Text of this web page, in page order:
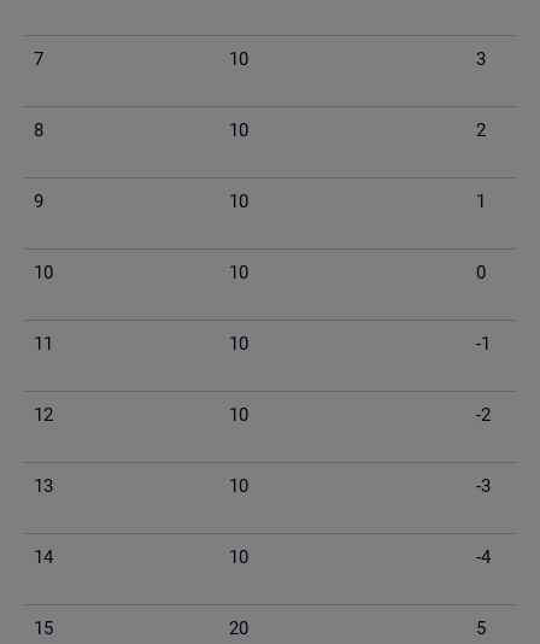
7 10 3
8 10 2
9 10 1
10 10 0
11 10 -1
12 10 -2
13 10 -3
14 10 -4
15 20 5